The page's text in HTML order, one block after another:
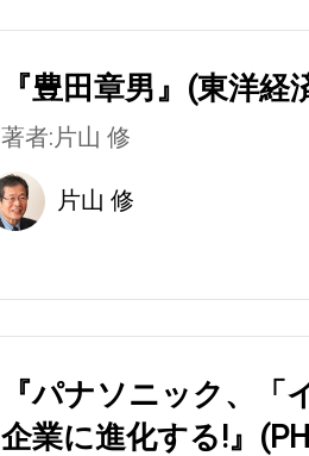
『豊田章男』(東洋経
著者:片山 修
片山 修
『パナソニック、「
企業に進化する!』